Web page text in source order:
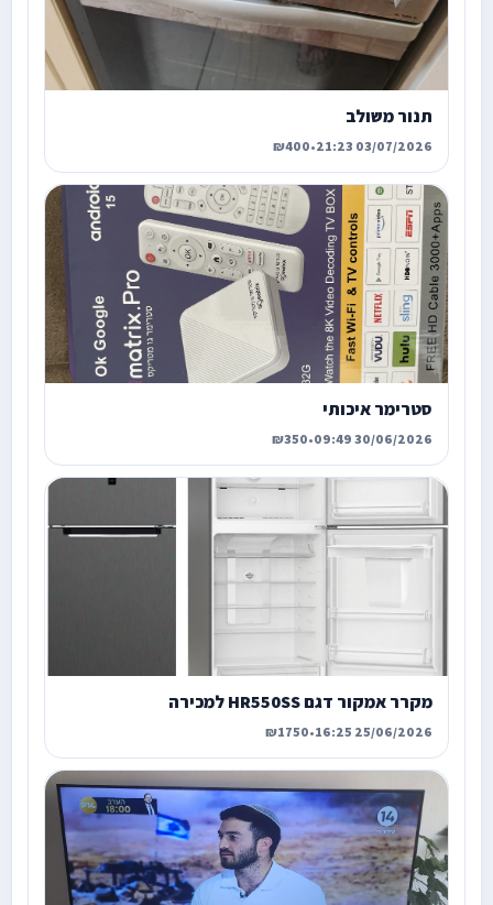
תנור משולב
03/07/2026 21:23
•
₪400
סטרימר איכותי
30/06/2026 09:49
•
₪350
מקרר אמקור דגם HR550SS למכירה
25/06/2026 16:25
•
₪1750